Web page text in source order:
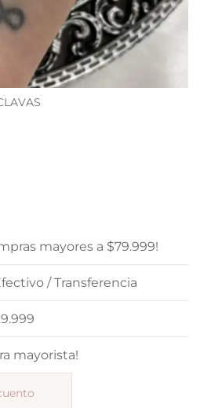
mayores a $79.999!
/ Transferencia
mayorista!